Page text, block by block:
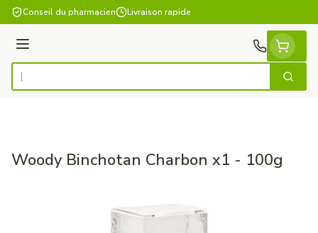
Aller au contenu
Conseil du pharmacien Livraison rapide
Menu
Rechercher
Woody Binchotan Charbon x1 - 100g